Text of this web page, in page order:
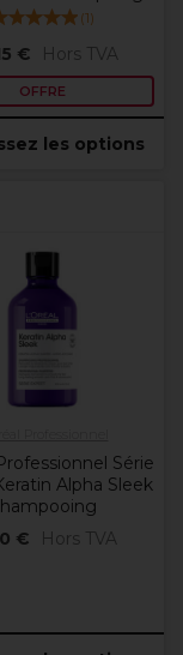
(1)
€ Hors TVA
OFFRE
les options
Série
Alpha Sleek
€
Hors TVA